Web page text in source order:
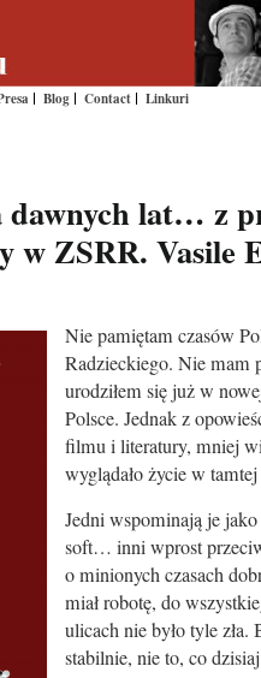
Blog Contact Linkuri
dawnych lat… z
w ZSRR. Vasile
Nie pamiętam czasów
Radzieckiego. Nie mam
urodziłem się już w
Polsce. Jednak z
filmu i literatury, mniej
wyglądało życie w tamtej
Jedni wspominają je
soft… inni wprost
o minionych czasach
miał robotę, do
ulicach nie było tyle zła.
stabilnie, nie to, co